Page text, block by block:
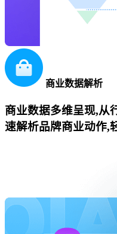
商业数据解析
商业数据多维呈现,从
速解析品牌商业动作,